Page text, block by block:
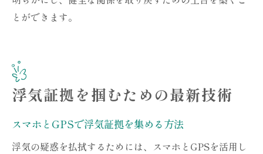
とができます。
浮気証拠を掴むための最新技術
スマホとGPSで浮気証拠を集める方法
浮気の疑惑を払拭するためには、スマホとGPSを活用し